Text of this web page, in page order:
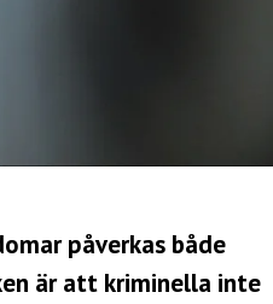
påverkas både
är att kriminella inte